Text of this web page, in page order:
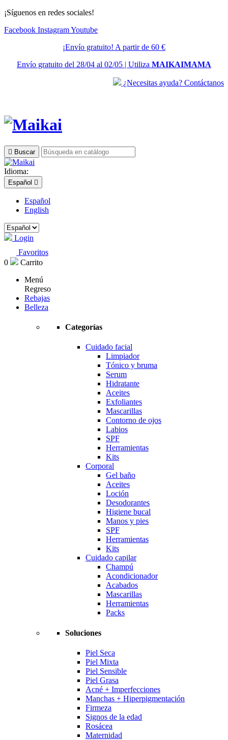
¡Síguenos en redes sociales!
Facebook InstagramYoutube
¡Envío gratuito! A partir de 60 €
Envío gratuito del 28/04 al 02/05 | Utiliza MAIKAIMAMA
¿Necesitas ayuda? Contáctanos
 Buscar
Idioma:
Español 
Español
English
Login
Favoritos
0
Carrito
Menú
Regreso
Rebajas
Belleza
Categorías
Cuidado facial
Limpiador
Tónico y bruma
Serum
Hidratante
Aceites
Exfoliantes
Mascarillas
Contorno de ojos
Labios
SPF
Herramientas
Kits
Corporal
Gel baño
Aceites
Loción
Desodorantes
Higiene bucal
Manos y pies
SPF
Herramientas
Kits
Cuidado capilar
Champú
Acondicionador
Acabados
Mascarillas
Herramientas
Packs
Soluciones
Piel Seca
Piel Mixta
Piel Sensible
Piel Grasa
Acné + Imperfecciones
Manchas + Hiperpigmentación
Firmeza
Signos de la edad
Rosácea
Maternidad